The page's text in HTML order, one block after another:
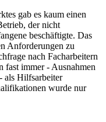
gab es kaum einen
der nicht
beschäftigte. Das
Anforderungen zu
nach Facharbeitern
fast immer - Ausnahmen
als Hilfsarbeiter
wurde nur